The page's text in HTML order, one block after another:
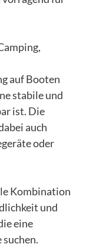
auf Booten
stabile und
ist. Die
auch
oder
Kombination
und
eine